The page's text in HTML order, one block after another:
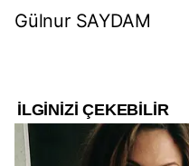
Gülnur SAYDAM